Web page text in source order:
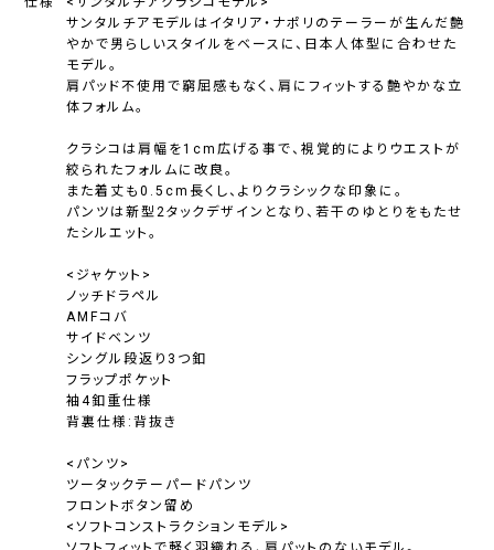
サンタルチアモデルはイタリア・ナポリのテーラーが生んだ艶
やかで男らしいスタイルをベースに、日本人体型に合わせた
モデル。
肩パッド不使用で窮屈感もなく、肩にフィットする艶やかな立
体フォルム。
クラシコは肩幅を1cm広げる事で、視覚的によりウエストが
絞られたフォルムに改良。
また着丈も0.5cm長くし、よりクラシックな印象に。
パンツは新型2タックデザインとなり、若干のゆとりをもたせ
たシルエット。
<ジャケット>
ノッチドラペル
AMFコバ
サイドベンツ
シングル段返り3つ釦
フラップポケット
袖4釦重仕様
背裏仕様:背抜き
<パンツ>
ツータックテーパードパンツ
フロントボタン留め
<ソフトコンストラクションモデル>